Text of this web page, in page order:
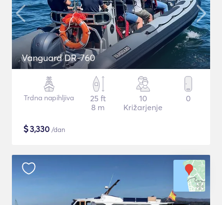
Vanguard DR-760
Trdna napihljiva
25 ft
8 m
10
Križarjenje
0
$3,330 /dan